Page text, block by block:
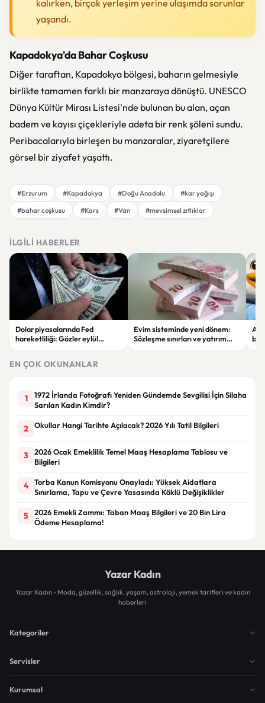
kalırken, birçok yerleşim yerine ulaşımda sorunlar
yaşandı.
Kapadokya'da Bahar Coşkusu
Diğer taraftan, Kapadokya bölgesi, baharın gelmesiyle
birlikte tamamen farklı bir manzaraya dönüştü. UNESCO
Dünya Kültür Mirası Listesi'nde bulunan bu alan, açan
badem ve kayısı çiçekleriyle adeta bir renk şöleni sundu.
Peribacalarıyla birleşen bu manzaralar, ziyaretçilere
görsel bir ziyafet yaşattı.
#Erzurum #Kapadokya #Doğu Anadolu
#kar yağışı
#bahar coşkusu
#Kars #Van #mevsimsel zıtlıklar
İLGILI HABERLER
Dolar piyasalarında Fed
hareketliliği: Gözler eylül
Evim sisteminde yeni dönem:
Sözleşme sınırları ve yatırım
EN ÇOK OKUNANLAR
1
1972 İrlanda Fotoğrafı Yeniden Gündemde Sevgilisi İçin Silaha
Sarılan Kadın Kimdir?
2 Okullar Hangi Tarihte Açılacak? 2026 Yılı Tatil Bilgileri
3
2026 Ocak Emeklilik Temel Maaş Hesaplama Tablosu ve
Bilgileri
4
Torba Kanun Komisyonu Onayladı: Yüksek Aidatlara
Sınırlama, Tapu ve Çevre Yasasında Köklü Değişiklikler
5
2026 Emekli Zammı: Taban Maaş Bilgileri ve 20 Bin Lira
Ödeme Hesaplama!
Yazar Kadın
Yazar Kadın - Moda, güzellik, sağlık, yaşam, astroloji, yemek tarifleri ve kadın
haberleri
Kategoriler
Servisler
Kurumsal